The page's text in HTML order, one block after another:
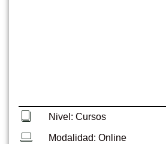
Nivel: Cursos
Modalidad: Online